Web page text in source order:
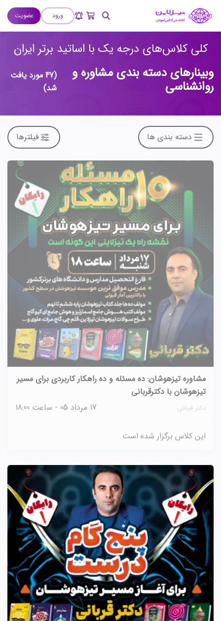
ورود عضویت
کلی کلاس‌های درجه یک با اساتید برتر ایران
وبینارهای دسته بندی مشاوره و
روانشناسی
(47 مورد یافت
شد)
دسته بندی ها فیلترها
مشاوره تیزهوشان: ده مسئله و ده راهکار کاربردی برای مسیر
تیزهوشان با دکترقربانی
دکتر قربانی 17 مرداد 05 - ساعت 18:00
این کلاس برگزار شده است